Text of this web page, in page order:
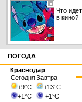
Что
в кино?
ПОГОДА
Краснодар
СегодняЗавтра
+9°С +13°С
+1°С +1°С